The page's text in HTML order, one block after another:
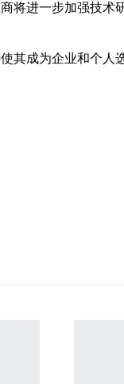
进一步加强技术
其成为企业和个